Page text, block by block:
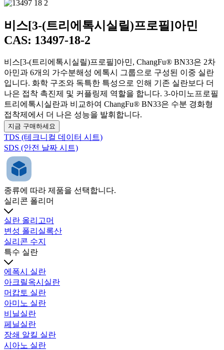
비스[3-(트리에톡시실릴)프로필]아민
CAS: 13497-18-2
비스[3-(트리에톡시실릴)프로필]아민, ChangFu® BN33은 2차
아민과 6개의 가수분해성 에톡시 그룹으로 구성된 이중 실란
입니다. 화학 구조와 독특한 특성으로 인해 기존 실란보다 더
나은 접착 촉진제 및 커플링제 역할을 합니다. 3-아미노프로필
트리에톡시실란과 비교하여 ChangFu® BN33은 수분 경화형
접착제에서 더 나은 성능을 발휘합니다.
지금 구매하세요
TDS (테크니컬 데이터 시트)
SDS (안전 날짜 시트)
종류에 따라 제품을 선택합니다.
실리콘 폴리머
실란 올리고머
변성 폴리실록산
실리콘 수지
특수 실란
에폭시 실란
아크릴옥시실란
머캅토 실란
아미노 실란
비닐실란
페닐실란
장쇄 알킬 실란
시아노 실란